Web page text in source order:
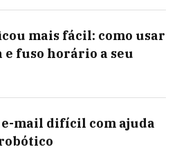
mais fácil: como usar
fuso horário a seu
e-mail difícil com ajuda